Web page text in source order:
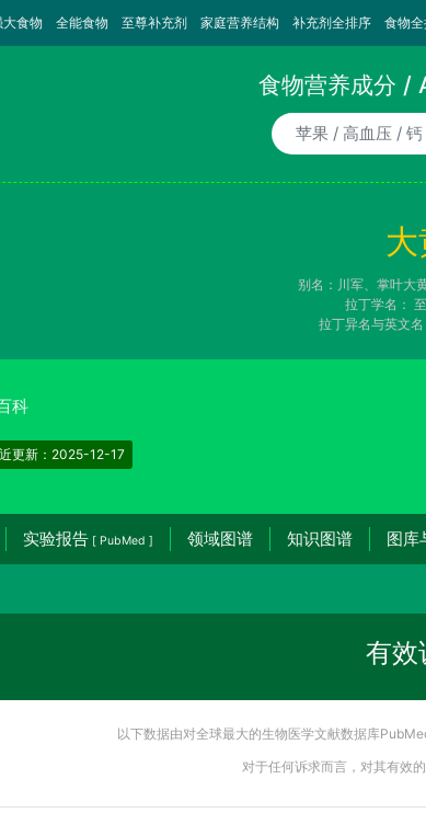
大食物 全能食物 至尊补充剂 家庭营养结构 补充剂全排序 食物
食物营养成分 /
食物/AI食疗诉求/补充剂名称
别名：川军、掌叶大
拉丁学名：
拉丁异名与英文名
科
更新：2025-12-17
实验报告 [ PubMed ] 领域图谱 知识图谱 图库
有效
以下数据由对全球最大的生物医学文献数据库
对于任何诉求而言，对其有效